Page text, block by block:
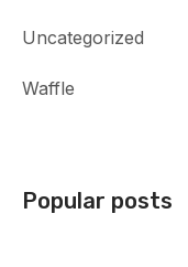
Uncategorized
Waffle
Popular posts